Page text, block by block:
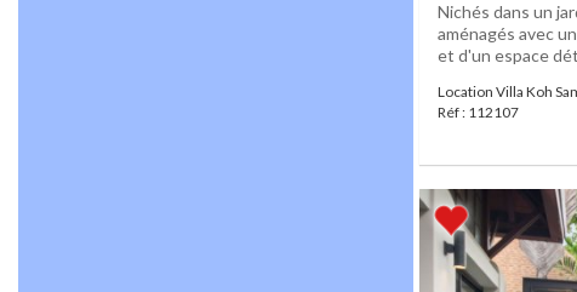
Nichés dans un
aménagés avec
et d'un espace
Location Villa Koh
Réf : 112107